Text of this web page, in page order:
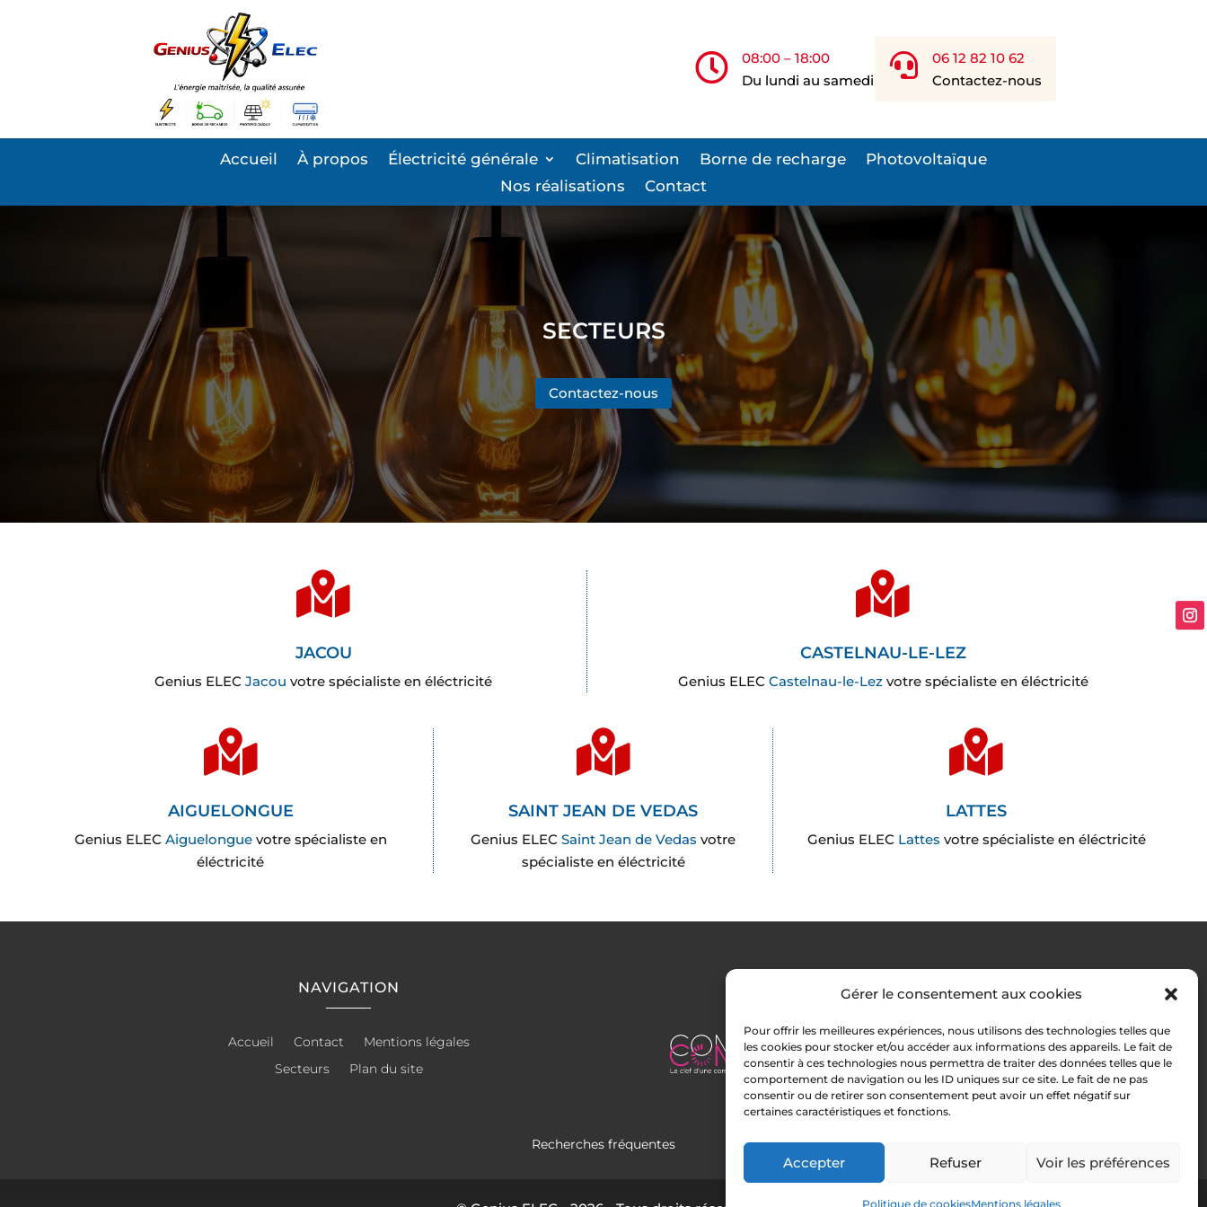
Gérer le consentement aux cookies
Pour offrir les meilleures expériences, nous utilisons des technologies telles que
les cookies pour stocker et/ou accéder aux informations des appareils. Le fait de
consentir à ces technologies nous permettra de traiter des données telles que le
comportement de navigation ou les ID uniques sur ce site. Le fait de ne pas
consentir ou de retirer son consentement peut avoir un effet négatif sur
certaines caractéristiques et fonctions.
Accepter Refuser Voir les préférences
Politique de cookiesMentions légales

08:00 – 18:00
Du lundi au samedi

06 12 82 10 62
Contactez-nous
Accueil À propos Électricité générale Climatisation Borne de recharge
Photovoltaïque
Nos réalisations
Contact
SECTEURS
Contactez-nous

JACOU
Genius ELECJacou votre spécialiste en éléctricité

CASTELNAU-LE-LEZ
Genius ELEC Castelnau-le-Lezvotre spécialiste en éléctricité

AIGUELONGUE
Genius ELEC Aiguelonguevotre spécialiste en
éléctricité

SAINT JEAN DE VEDAS
Genius ELECSaint Jean de Vedas votre
spécialiste en éléctricité

LATTES
Genius ELEC Lattes votre spécialiste en éléctricité
NAVIGATION
Accueil Contact
Mentions légales
Secteurs
Plan du site
RÉALISATION
Recherches fréquentes
Artisan électricien à Lattes
Artisan électricien à Jacou